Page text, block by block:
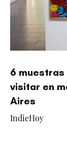
6
visitar en
Aires
IndieHoy